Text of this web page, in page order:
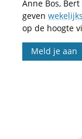
Anne Bos,
geven wekelijks
op de hoogte
Meld je aan